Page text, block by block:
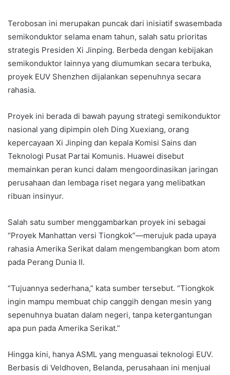
Terobosan ini merupakan puncak dari inisiatif swasembada
semikonduktor selama enam tahun, salah satu prioritas
strategis Presiden Xi Jinping. Berbeda dengan kebijakan
semikonduktor lainnya yang diumumkan secara terbuka,
proyek EUV Shenzhen dijalankan sepenuhnya secara
rahasia.
Proyek ini berada di bawah payung strategi semikonduktor
nasional yang dipimpin oleh Ding Xuexiang, orang
kepercayaan Xi Jinping dan kepala Komisi Sains dan
Teknologi Pusat Partai Komunis. Huawei disebut
memainkan peran kunci dalam mengoordinasikan jaringan
perusahaan dan lembaga riset negara yang melibatkan
ribuan insinyur.
Salah satu sumber menggambarkan proyek ini sebagai
“Proyek Manhattan versi Tiongkok”—merujuk pada upaya
rahasia Amerika Serikat dalam mengembangkan bom atom
pada Perang Dunia II.
“Tujuannya sederhana,” kata sumber tersebut. “Tiongkok
ingin mampu membuat chip canggih dengan mesin yang
sepenuhnya buatan dalam negeri, tanpa ketergantungan
apa pun pada Amerika Serikat.”
Hingga kini, hanya ASML yang menguasai teknologi EUV.
Berbasis di Veldhoven, Belanda, perusahaan ini menjual